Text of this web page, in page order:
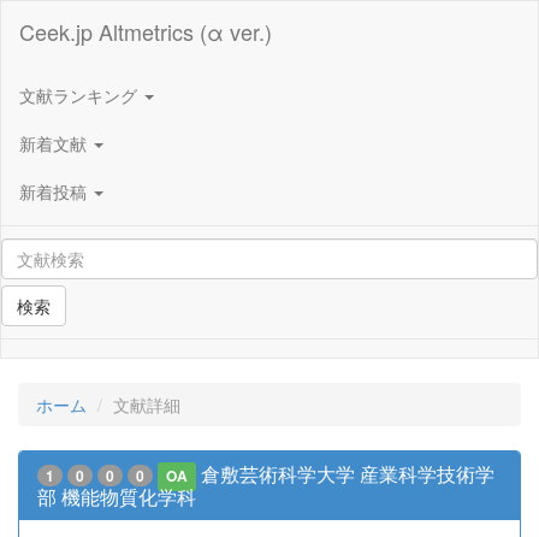
Ceek.jp Altmetrics (α ver.)
文献ランキング
新着文献
新着投稿
検索
ホーム 文献詳細
1 0 0 0 OA
倉敷芸術科学大学 産業科学技術学
部 機能物質化学科